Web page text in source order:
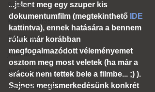
Szakma
Klub látogatás
East Fest
juventus mix
juventus mix 8
nagyember mix
...jelent meg egy szuper kis
dokumentumfilm (megtekinthető
IDE
kattintva), ennek hatására a bennem
róluk már korábban
megfogalmazódott véleményemet
osztom meg most veletek (ha már a
srácok nem tettek bele a filmbe... ;) ).
Sajnos megismerkedésünk konkrét